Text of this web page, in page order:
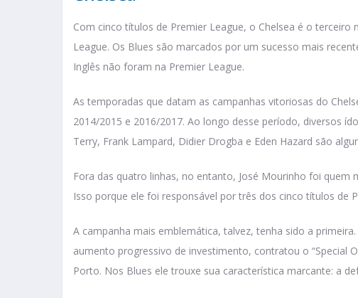
Com cinco títulos de Premier League, o Chelsea é o
League. Os Blues são marcados por um sucesso mais
Inglês não foram na Premier League.
As temporadas que datam as campanhas vitoriosas do
2014/2015 e 2016/2017. Ao longo desse período, diversos
Terry, Frank Lampard, Didier Drogba e Eden Hazard são
Fora das quatro linhas, no entanto, José Mourinho foi quem
Isso porque ele foi responsável por três dos cinco títulos de
A campanha mais emblemática, talvez, tenha sido a
aumento progressivo de investimento, contratou o “Special
Porto. Nos Blues ele trouxe sua característica marcante: a